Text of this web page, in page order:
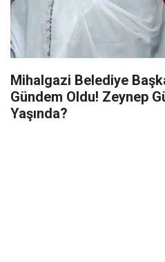
Mihalgazi Belediye
Gündem Oldu! Zeynep
Yaşında?